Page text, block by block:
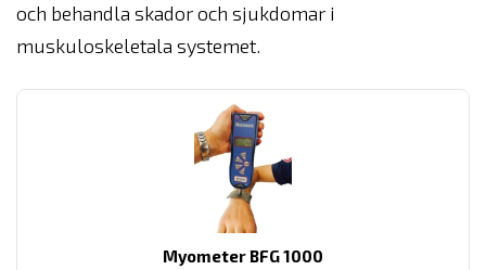
och behandla skador och sjukdomar i
muskuloskeletala systemet.
Myometer BFG 1000